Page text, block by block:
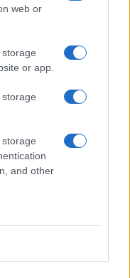
web or
or app.
and other